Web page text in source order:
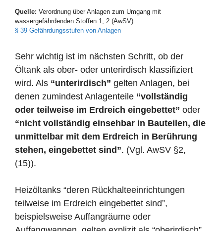
Quelle: Verordnung über Anlagen zum Umgang mit
wassergefährdenden Stoffen 1, 2 (AwSV)
§ 39 Gefährdungsstufen von Anlagen
Sehr wichtig ist im nächsten Schritt, ob der
Öltank als ober- oder unterirdisch klassifiziert
wird. Als “unterirdisch” gelten Anlagen, bei
denen zumindest Anlagenteile “vollständig
oder teilweise im Erdreich eingebettet” oder
“nicht vollständig einsehbar in Bauteilen, die
unmittelbar mit dem Erdreich in Berührung
stehen, eingebettet sind”. (Vgl. AwSV §2,
(15)).
Heizöltanks “deren Rückhalteeinrichtungen
teilweise im Erdreich eingebettet sind”,
beispielsweise Auffangräume oder